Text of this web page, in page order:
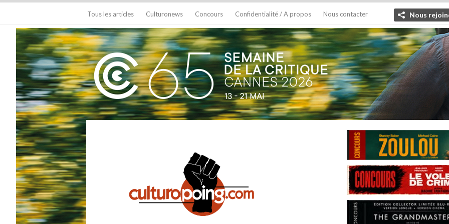
Tous les articles Culturonews Concours Confidentialité / A propos Nous contacter Nous